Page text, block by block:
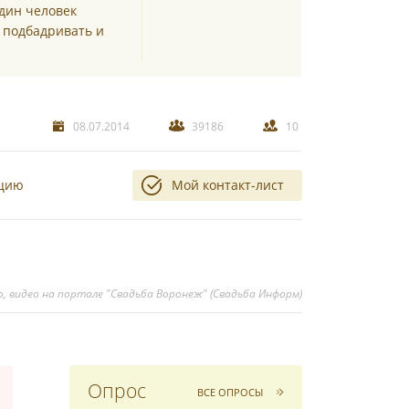
человек
подбадривать и
08.07.2014 39186 10
Мой контакт-лист
на портале "Свадьба Воронеж" (Свадьба Информ)
Опрос ВСЕ ОПРОСЫ